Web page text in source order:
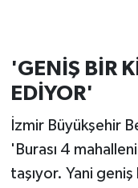
'GENİŞ BİR
EDİYOR'
İzmir Büyükşehir
'Burası 4
taşıyor. Yani